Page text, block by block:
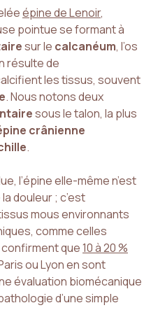
épine de Lenoir,
pointue se formant à
sur le calcanéum, l’os
résulte de
les tissus, souvent
. Nous notons deux
sous le talon, la plus
crânienne
.
l’épine elle-même n’est
douleur ; c’est
mous environnants
comme celles
que10 à 20 %
ou Lyon en sont
évaluation biomécanique
d’une simple